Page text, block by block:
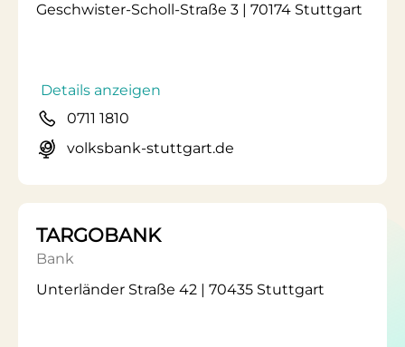
Geschwister-Scholl-Straße 3 | 70174 Stuttgart
Details anzeigen
0711 1810
volksbank-stuttgart.de
TARGOBANK
Bank
Unterländer Straße 42 | 70435 Stuttgart